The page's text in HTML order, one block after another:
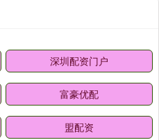
深圳配资门户
富豪优配
盟配资